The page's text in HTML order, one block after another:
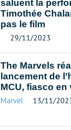
saluent la
Timothée
pas le film
29/11/2023
The Marvels
lancement de
MCU, fiasco en
Marvel 13/11/